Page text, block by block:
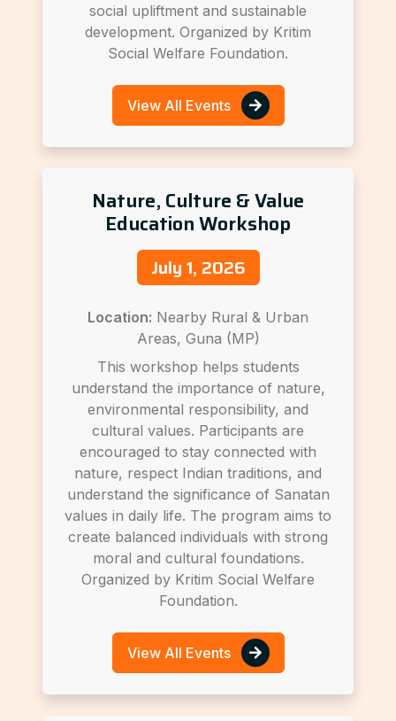
social upliftment and sustainable
development. Organized by Kritim
Social Welfare Foundation.
View All Events
Nature, Culture & Value
Education Workshop
July 1, 2026
Location: Nearby Rural & Urban
Areas, Guna (MP)
This workshop helps students
understand the importance of nature,
environmental responsibility, and
cultural values. Participants are
encouraged to stay connected with
nature, respect Indian traditions, and
understand the significance of Sanatan
values in daily life. The program aims to
create balanced individuals with strong
moral and cultural foundations.
Organized by Kritim Social Welfare
Foundation.
View All Events